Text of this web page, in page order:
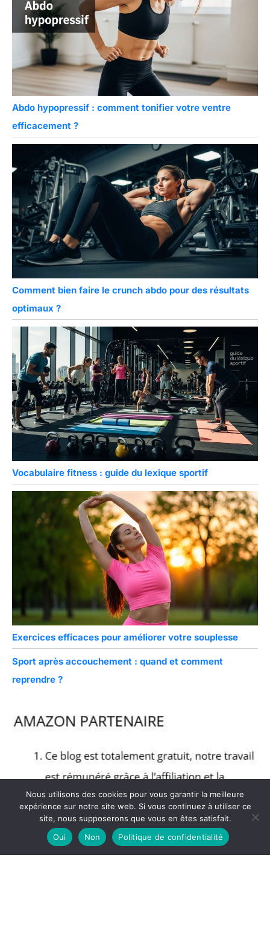
Abdo hypopressif : comment tonifier votre ventre
efficacement ?
Comment bien faire le crunch abdo pour des résultats
optimaux ?
Vocabulaire fitness : guide du lexique sportif
Exercices efficaces pour améliorer votre souplesse
Sport après accouchement : quand et comment
reprendre ?
Nous utilisons des cookies pour vous garantir la meilleure
expérience sur notre site web. Si vous continuez à utiliser ce
site, nous supposerons que vous en êtes satisfait.
Oui
Non Politique de confidentialité